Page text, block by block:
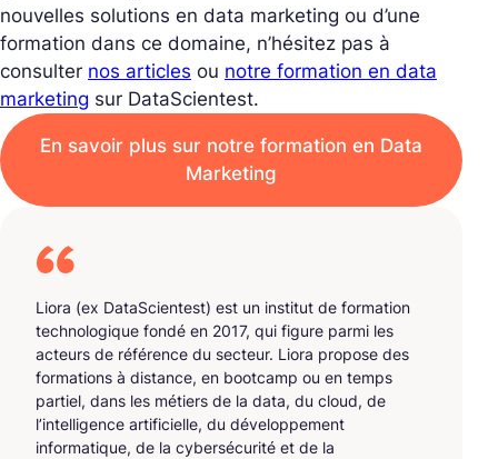
nouvelles solutions en data marketing ou d’une
formation dans ce domaine, n’hésitez pas à
consulter nos articles ou notre formation en data
marketing sur DataScientest.
En savoir plus sur notre formation en Data
Marketing
Liora (ex DataScientest) est un institut de formation
technologique fondé en 2017, qui figure parmi les
acteurs de référence du secteur. Liora propose des
formations à distance, en bootcamp ou en temps
partiel, dans les métiers de la data, du cloud, de
l’intelligence artificielle, du développement
informatique, de la cybersécurité et de la